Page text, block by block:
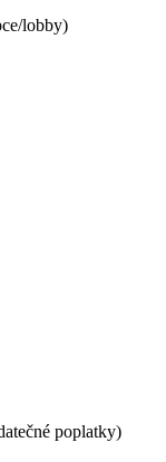
lobby)
poplatky)